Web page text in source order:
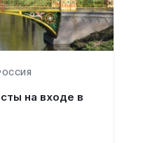
на входе в